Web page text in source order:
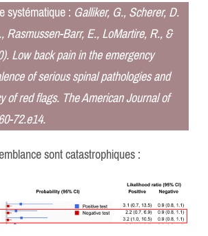
systématique : Galliker, G., Scherer, D.
Rasmussen-Barr, E., LoMartire, R., &
Low back pain in the emergency
of serious spinal pathologies and
of red flags. The American Journal of
72.e14.
sont catastrophiques :